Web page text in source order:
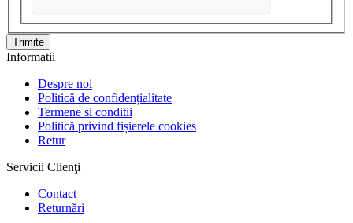
Informatii
Despre noi
Politică de confidențialitate
Termene si conditii
Politică privind fișierele cookies
Retur
Servicii Clienţi
Contact
Returnări